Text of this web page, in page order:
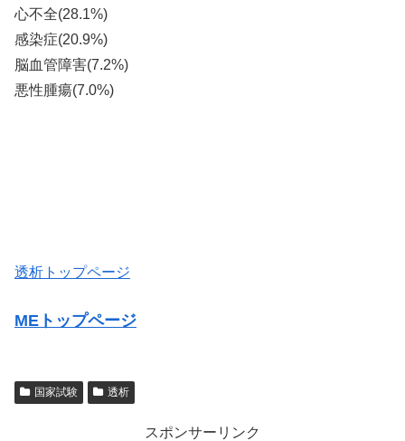
心不全(28.1%)
感染症(20.9%)
脳血管障害(7.2%)
悪性腫瘍(7.0%)
透析トップページ
MEトップページ
国家試験 透析
スポンサーリンク